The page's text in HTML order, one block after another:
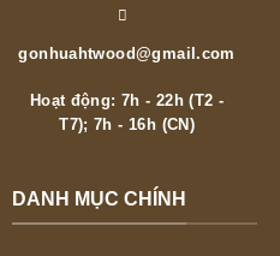
gonhuahtwood@gmail.com
Hoạt động: 7h - 22h (T2 -
T7); 7h - 16h (CN)
DANH MỤC CHÍNH